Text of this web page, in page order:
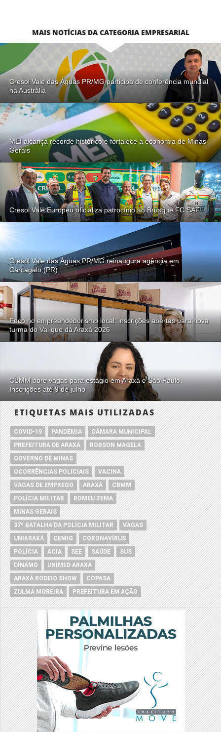
MAIS NOTÍCIAS DA CATEGORIA EMPRESARIAL
Cresol Vale das Águas PR/MG participa de conferência mundial
na Austrália
MEI alcança recorde histórico e fortalece a economia de Minas
Gerais
Cresol Vale Europeu oficializa patrocínio ao Brusque FC SAF
Cresol Vale das Águas PR/MG reinaugura agência em
Cantagalo (PR)
Foco no empreendedorismo local: inscrições abertas para nova
turma do Vai que dá Araxá 2026
CBMM abre vagas para estágio em Araxá e São Paulo.
Inscrições até 9 de julho
ETIQUETAS MAIS UTILIZADAS
COVID-19 PANDEMIA
CÂMARA MUNICIPAL
PREFEITURA DE ARAXÁ
ROBSON MAGELA
GOVERNO DE MINAS
OCORRÊNCIAS POLICIAIS
VACINA
VAGAS DE EMPREGO
ARAXÁ
CBMM
POLÍCIA MILITAR
ROMEU ZEMA
MINAS GERAIS
37º BATALHA DA POLÍCIA MILITAR
VAGAS
UNIARAXÁ
CEMIG
CORONAVÍRUS
POLÍCIA
ACIA SEE SAÚDE
SUS
DÍNAMO
UNIMED ARAXÁ
ARAXÁ RODEIO SHOW
COPASA
ZULMA MOREIRA
PREFEITURA EM AÇÃO